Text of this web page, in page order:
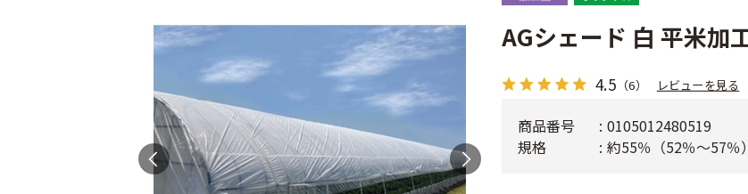
AGシェード 白 平米加
4.5 （6） レビューを見る
商品番号
0105012480519
規格
約55％（52％～57